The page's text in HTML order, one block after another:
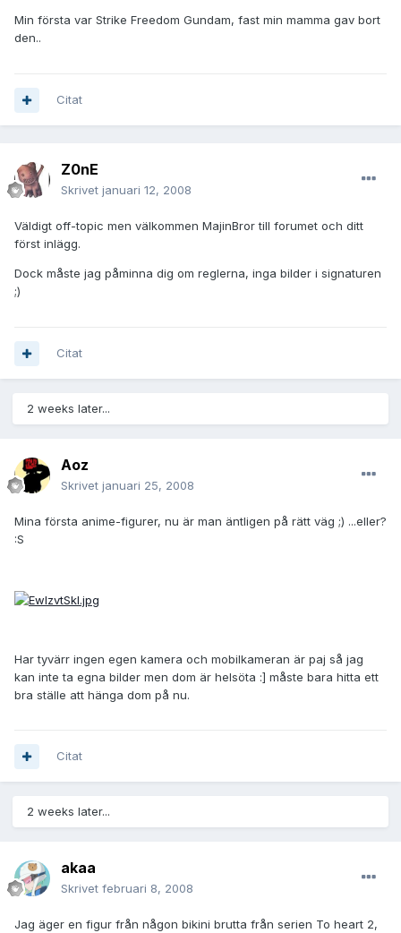
Min första var Strike Freedom Gundam, fast min mamma gav bort
den..
Citat
Z0nE
Skrivet januari 12, 2008
Väldigt off-topic men välkommen MajinBror till forumet och ditt
först inlägg.
Dock måste jag påminna dig om reglerna, inga bilder i signaturen
;)
Citat
2 weeks later...
Aoz
Skrivet januari 25, 2008
Mina första anime-figurer, nu är man äntligen på rätt väg ;) ...eller?
:S
Har tyvärr ingen egen kamera och mobilkameran är paj så jag
kan inte ta egna bilder men dom är helsöta :] måste bara hitta ett
bra ställe att hänga dom på nu.
Citat
2 weeks later...
akaa
Skrivet februari 8, 2008
Jag äger en figur från någon bikini brutta från serien To heart 2,